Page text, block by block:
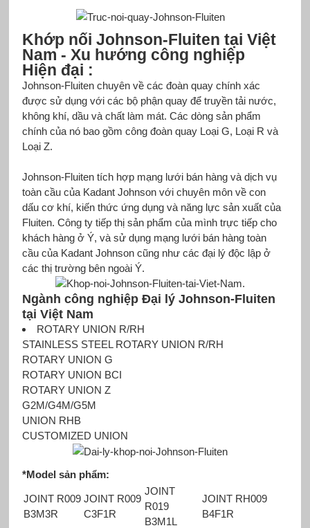
Khớp nối Johnson-Fluiten tại Việt
Nam - Xu hướng công nghiệp
Hiện đại :
Johnson-Fluiten chuyên về các đoàn quay chính xác
được sử dụng với các bộ phận quay để truyền tải nước,
không khí, dầu và chất làm mát. Các dòng sản phẩm
chính của nó bao gồm công đoàn quay Loại G, Loại R và
Loại Z.
Johnson-Fluiten tích hợp mạng lưới bán hàng và dịch vụ
toàn cầu của Kadant Johnson với chuyên môn về con
dấu cơ khí, kiến ​​thức ứng dụng và năng lực sản xuất của
Fluiten. Công ty tiếp thị sản phẩm của mình trực tiếp cho
khách hàng ở Ý, và sử dụng mạng lưới bán hàng toàn
cầu của Kadant Johnson cũng như các đại lý độc lập ở
các thị trường bên ngoài Ý.
Ngành công nghiệp Đại lý Johnson-Fluiten
tại Việt Nam
ROTARY UNION R/RH
STAINLESS STEEL ROTARY UNION R/RH
ROTARY UNION G
ROTARY UNION BCI
ROTARY UNION Z
G2M/G4M/G5M
UNION RHB
CUSTOMIZED UNION
*Model sản phẩm:
JOINT R009
B3M3R
JOINT R009
C3F1R
JOINT
R019
B3M1L
JOINT RH009
B4F1R